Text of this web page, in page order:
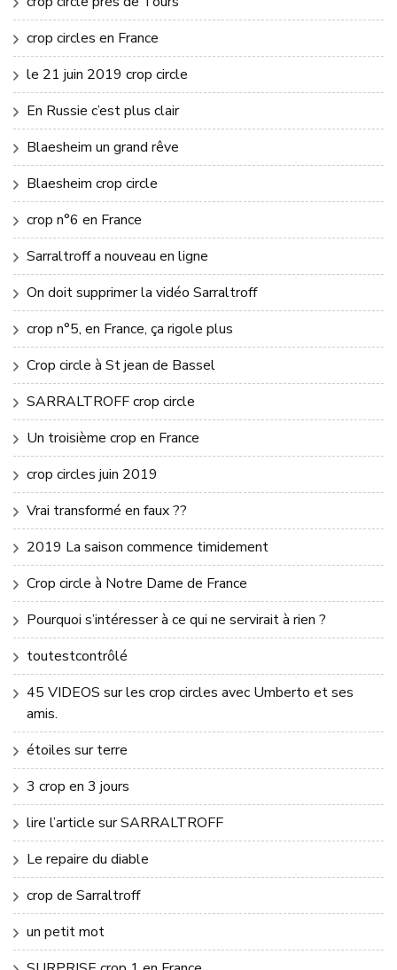
crop circles en France
le 21 juin 2019 crop circle
En Russie c’est plus clair
Blaesheim un grand rêve
Blaesheim crop circle
crop n°6 en France
Sarraltroff a nouveau en ligne
On doit supprimer la vidéo Sarraltroff
crop n°5, en France, ça rigole plus
Crop circle à St jean de Bassel
SARRALTROFF crop circle
Un troisième crop en France
crop circles juin 2019
Vrai transformé en faux ??
2019 La saison commence timidement
Crop circle à Notre Dame de France
Pourquoi s’intéresser à ce qui ne servirait à rien ?
toutestcontrôlé
45 VIDEOS sur les crop circles avec Umberto et ses
amis.
étoiles sur terre
3 crop en 3 jours
lire l’article sur SARRALTROFF
Le repaire du diable
crop de Sarraltroff
un petit mot